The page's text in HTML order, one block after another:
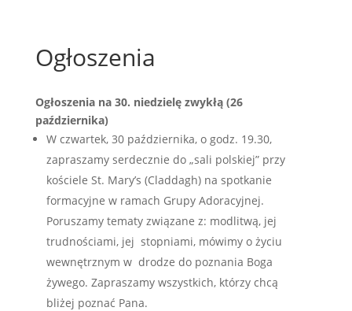
Ogłoszenia
Ogłoszenia na 30. niedzielę zwykłą (26
października)
W czwartek, 30 października, o godz. 19.30,
zapraszamy serdecznie do „sali polskiej” przy
kościele St. Mary’s (Claddagh) na spotkanie
formacyjne w ramach Grupy Adoracyjnej.
Poruszamy tematy związane z: modlitwą, jej
trudnościami, jej stopniami, mówimy o życiu
wewnętrznym w drodze do poznania Boga
żywego. Zapraszamy wszystkich, którzy chcą
bliżej poznać Pana.